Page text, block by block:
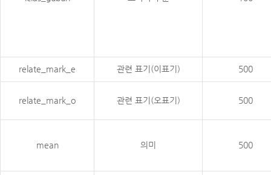
relate_mark_e 관련 표기(이표기) 500
relate_mark_o 관련 표기(오표기) 500
mean 의미 500